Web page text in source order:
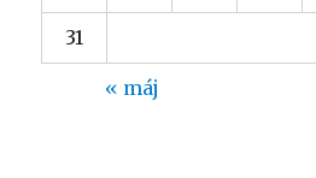
31
« máj